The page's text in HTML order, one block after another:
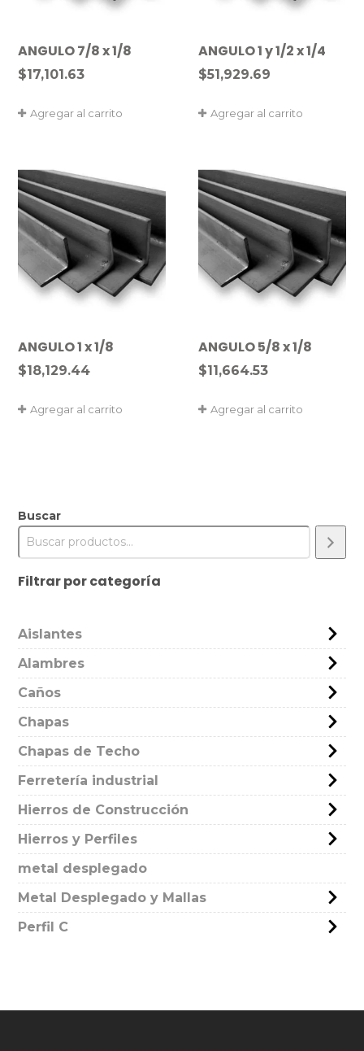
ANGULO 7/8 x 1/8
$17,101.63
Agregar al carrito
ANGULO 1 y 1/2 x 1/4
$51,929.69
Agregar al carrito
ANGULO 1 x 1/8
$18,129.44
Agregar al carrito
ANGULO 5/8 x 1/8
$11,664.53
Agregar al carrito
Buscar
Filtrar por categoría
Aislantes
Alambres
Caños
Chapas
Chapas de Techo
Ferretería industrial
Hierros de Construcción
Hierros y Perfiles
metal desplegado
Metal Desplegado y Mallas
Perfil C